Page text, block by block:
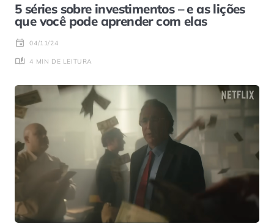
5 séries sobre investimentos – e as lições
que você pode aprender com elas
04/11/24
4 MIN DE LEITURA